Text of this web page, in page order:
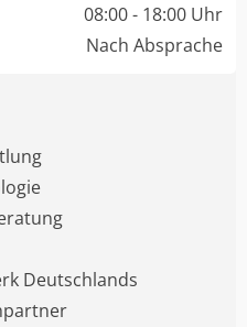
08:00 - 18:00 Uhr
Nach Absprache
Deutschlands